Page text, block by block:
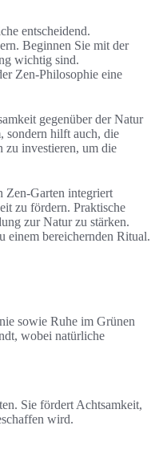
entscheidend.
Beginnen Sie mit der
wichtig sind.
Zen-Philosophie eine
gegenüber der Natur
sondern hilft auch, die
zu investieren, um die
Zen-Garten integriert
zu fördern. Praktische
zur Natur zu stärken.
einem bereichernden Ritual.
sowie Ruhe im Grünen
wobei natürliche
Sie fördert Achtsamkeit,
wird.